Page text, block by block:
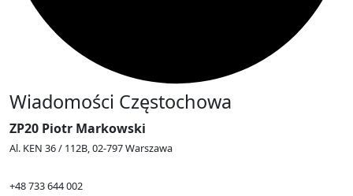
Wiadomości Częstochowa
ZP20 Piotr Markowski
Al. KEN 36 / 112B, 02-797 Warszawa
+48 733 644 002